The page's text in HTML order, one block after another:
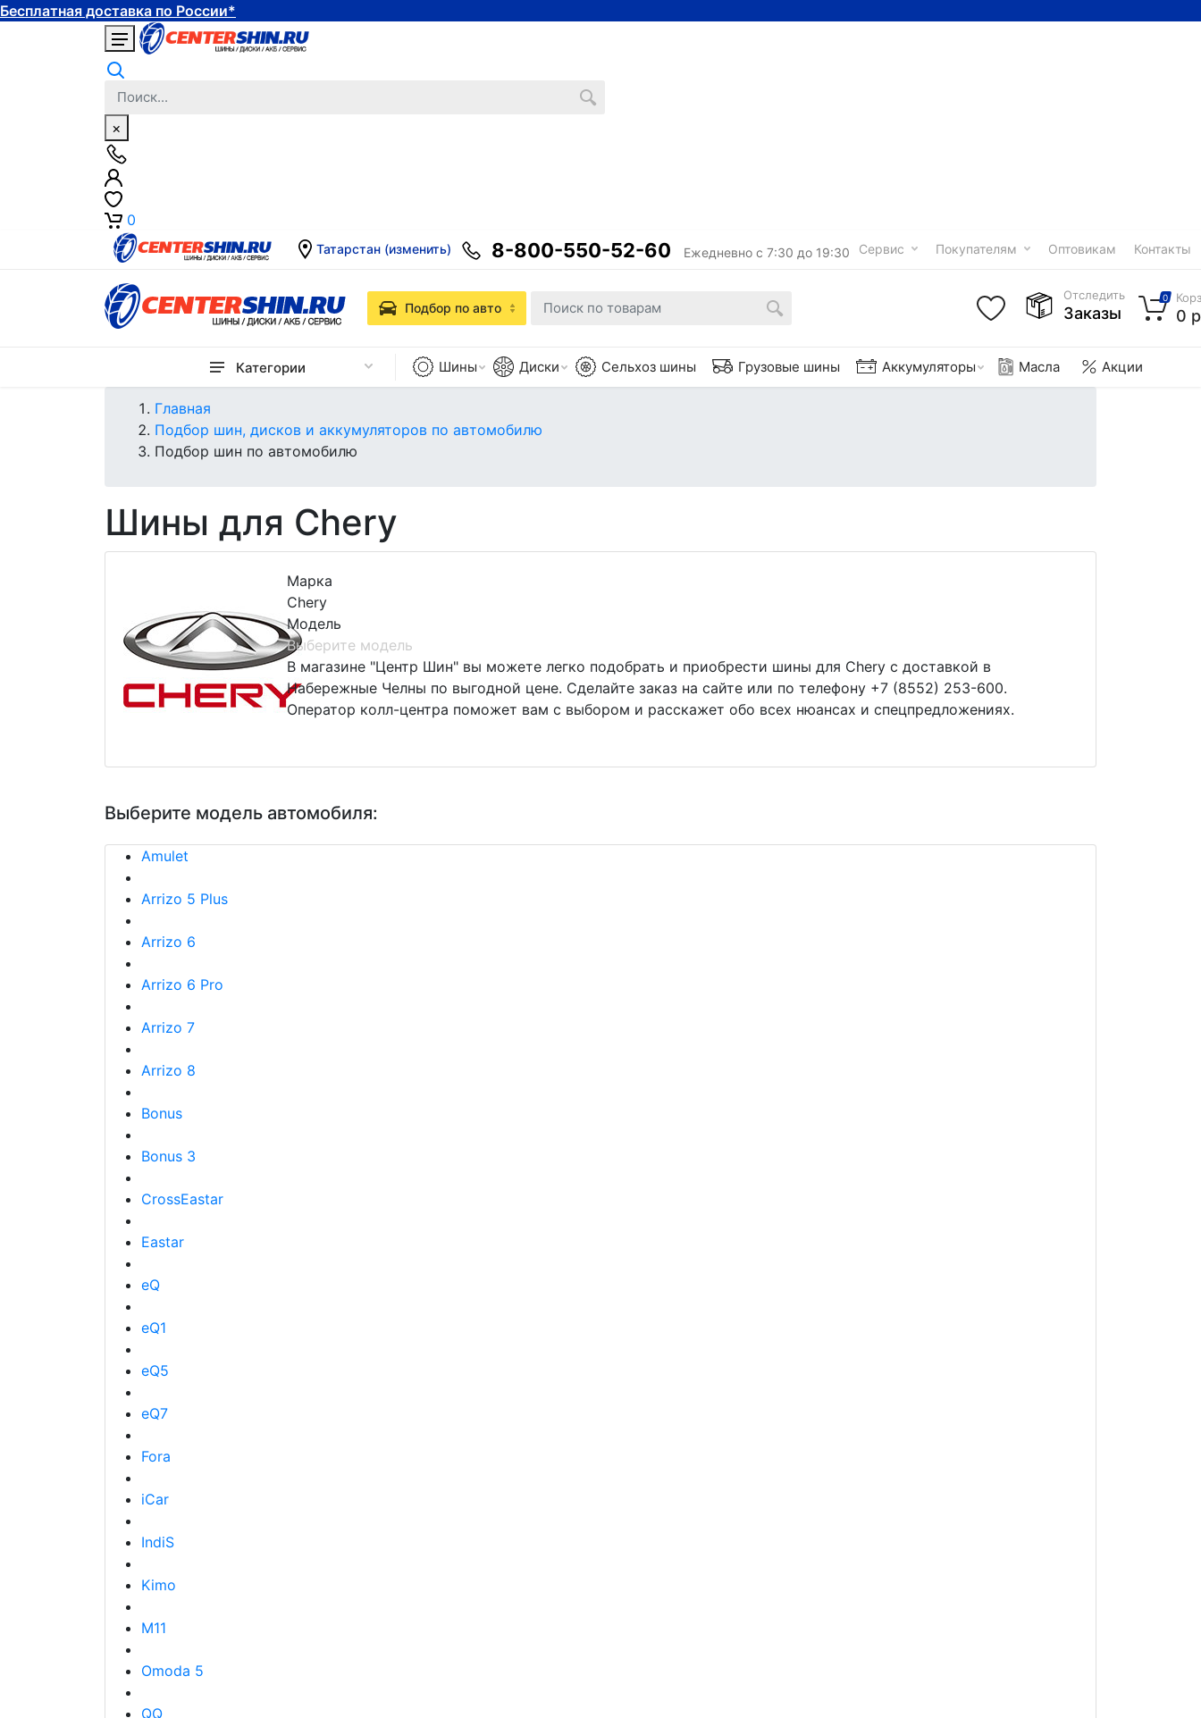
Бесплатная доставка по России*
×
0
Татарстан (изменить) 8-800-550-52-60 Ежедневно с 7:30 до 19:30 Сервис Покупателям Оптовикам Контакты
Категории Шины Диски Сельхоз шины Грузовые шины Аккумуляторы Масла Акции
Подбор по авто
Отследить
Заказы
0
0
Главная
Подбор шин, дисков и аккумуляторов по автомобилю
Подбор шин по автомобилю
Шины для Chery
Марка
Chery
Модель
Выберите модель
В магазине "Центр Шин" вы можете легко подобрать и приобрести шины для Chery с доставкой в
Набережные Челны по выгодной цене. Сделайте заказ на сайте или по телефону +7 (8552) 253-600.
Оператор колл-центра поможет вам с выбором и расскажет обо всех нюансах и спецпредложениях.
Выберите модель автомобиля:
Amulet
Arrizo 5 Plus
Arrizo 6
Arrizo 6 Pro
Arrizo 7
Arrizo 8
Bonus
Bonus 3
CrossEastar
Eastar
eQ
eQ1
eQ5
eQ7
Fora
iCar
IndiS
Kimo
M11
Omoda 5
QQ